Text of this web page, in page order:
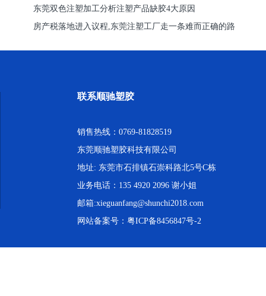
东莞双色注塑加工分析注塑产品缺胶4大原因
房产税落地进入议程,东莞注塑工厂走一条难而正确的路
联系顺驰塑胶
销售热线：0769-81828519
东莞顺驰塑胶科技有限公司
地址: 东莞市石排镇石崇科路北5号C栋
业务电话：135 4920 2096 谢小姐
邮箱:xieguanfang@shunchi2018.com
网站备案号： 粤ICP备8456847号-2